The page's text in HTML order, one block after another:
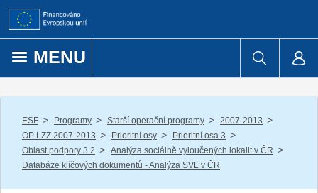
Přejít k obsahu
MENU
ESF / Programy / Starší operační programy / 2007-2013 /
OP LZZ 2007-2013 / Prioritní osy / Prioritní osa 3 /
Oblast podpory 3.2 / Analýza sociálně vyloučených lokalit v ČR /
Databáze klíčových dokumentů - Analýza SVL v ČR